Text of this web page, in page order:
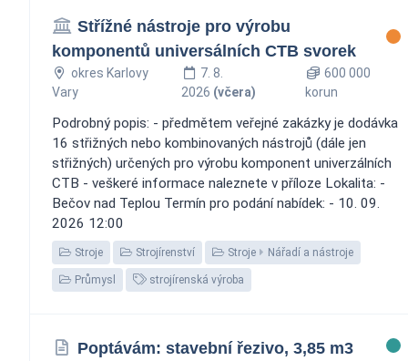
Střížné nástroje pro výrobu
komponentů universálních CTB svorek
okres Karlovy
Vary
7. 8.
2026 (včera)
600 000
korun
Podrobný popis: - předmětem veřejné zakázky je dodávka
16 střižných nebo kombinovaných nástrojů (dále jen
střižných) určených pro výrobu komponent univerzálních
CTB - veškeré informace naleznete v příloze Lokalita: -
Bečov nad Teplou Termín pro podání nabídek: - 10. 09.
2026 12:00
Stroje Strojírenství Stroje Nářadí a nástroje
Průmysl strojírenská výroba
Poptávám: stavební řezivo, 3,85 m3